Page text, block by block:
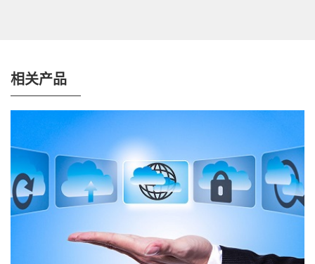
相关产品